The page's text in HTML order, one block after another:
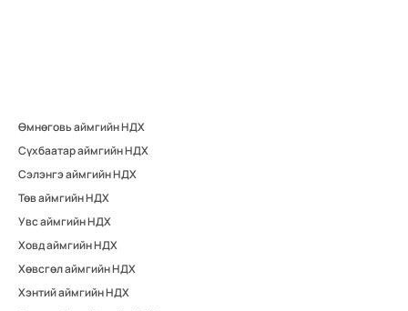
Өмнөговь аймгийн НДХ
Сүхбаатар аймгийн НДХ
Сэлэнгэ аймгийн НДХ
Төв аймгийн НДХ
Увс аймгийн НДХ
Ховд аймгийн НДХ
Хөвсгөл аймгийн НДХ
Хэнтий аймгийн НДХ